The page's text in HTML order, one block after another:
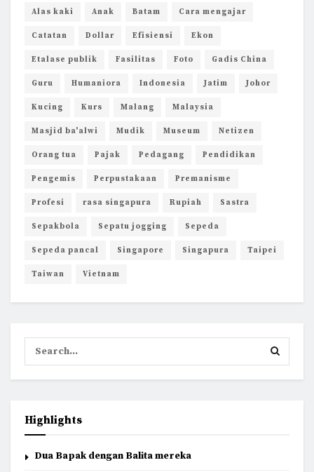
Alas kaki Anak Batam Cara mengajar
Catatan Dollar Efisiensi Ekon
Etalase publik Fasilitas Foto Gadis China
Guru Humaniora Indonesia Jatim Johor
Kucing Kurs Malang Malaysia
Masjid ba'alwi Mudik Museum Netizen
Orang tua Pajak Pedagang Pendidikan
Pengemis Perpustakaan Premanisme
Profesi rasa singapura Rupiah Sastra
Sepakbola Sepatu jogging Sepeda
Sepeda pancal Singapore Singapura Taipei
Taiwan Vietnam
Highlights
Dua Bapak dengan Balita mereka